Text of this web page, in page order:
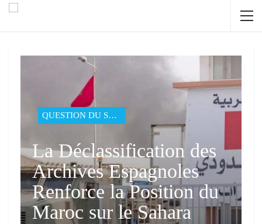
QUESTION DU SAHARA
La Déclassification des
Archives Espagnoles
Renforce la Position du
Maroc sur le Sahara